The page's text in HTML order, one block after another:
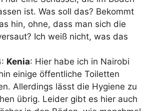
ist. Was soll das? Bekommt
hin, ohne, dass man sich die
Ich weiß nicht, was das
Kenia: Hier habe ich in Nairobi
einige öffentliche Toiletten
Allerdings lässt die Hygiene zu
übrig. Leider gibt es hier auch